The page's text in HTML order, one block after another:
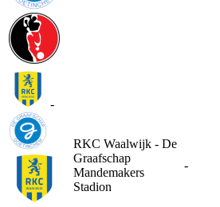
-
RKC Waalwijk - De
Graafschap
Mandemakers
Stadion
-